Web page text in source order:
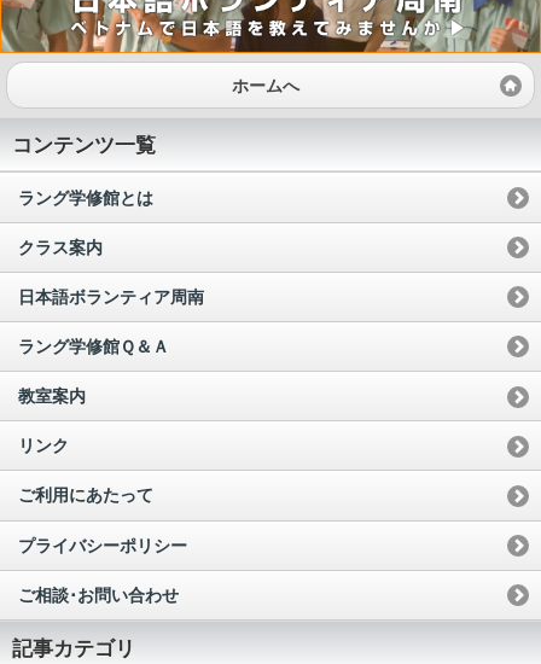
ホームへ
コンテンツ一覧
ラング学修館とは
クラス案内
日本語ボランティア周南
ラング学修館Ｑ＆Ａ
教室案内
リンク
ご利用にあたって
プライバシーポリシー
ご相談･お問い合わせ
記事カテゴリ